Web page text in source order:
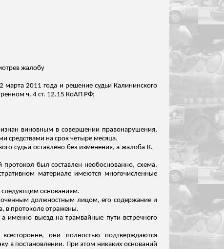
жалобу
марта 2011 года и решение судьи Калининского
ч. 4 ст. 12.15 КоАП РФ;
виновным в совершении правонарушения,
средствами на срок четыре месяца.
судьи оставлено без изменения, а жалоба К. -
был составлен необоснованно, схема,
материале имеются многочисленные
следующим основаниям.
должностным лицом, его содержание и
в протоколе отражены.
именно выезд на трамвайные пути встречного
они полностью подтверждаются
в постановлении. При этом никаких оснований